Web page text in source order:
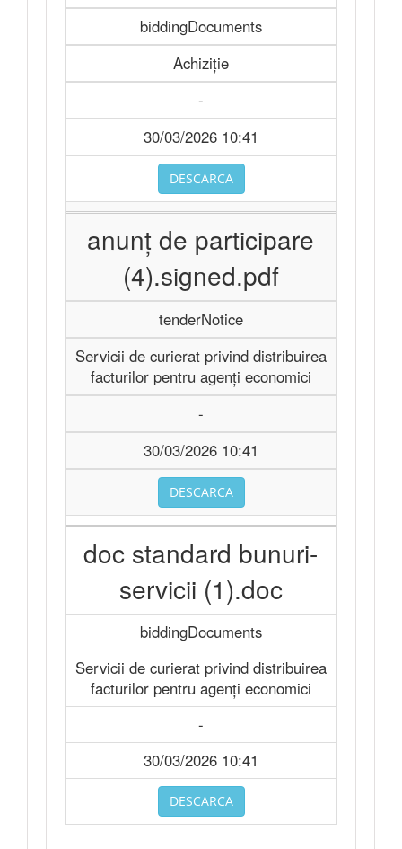
biddingDocuments
Achiziție
-
30/03/2026 10:41
DESCARCA
anunț de participare
(4).signed.pdf
tenderNotice
Servicii de curierat privind distribuirea
facturilor pentru agenți economici
-
30/03/2026 10:41
DESCARCA
doc standard bunuri-
servicii (1).doc
biddingDocuments
Servicii de curierat privind distribuirea
facturilor pentru agenți economici
-
30/03/2026 10:41
DESCARCA